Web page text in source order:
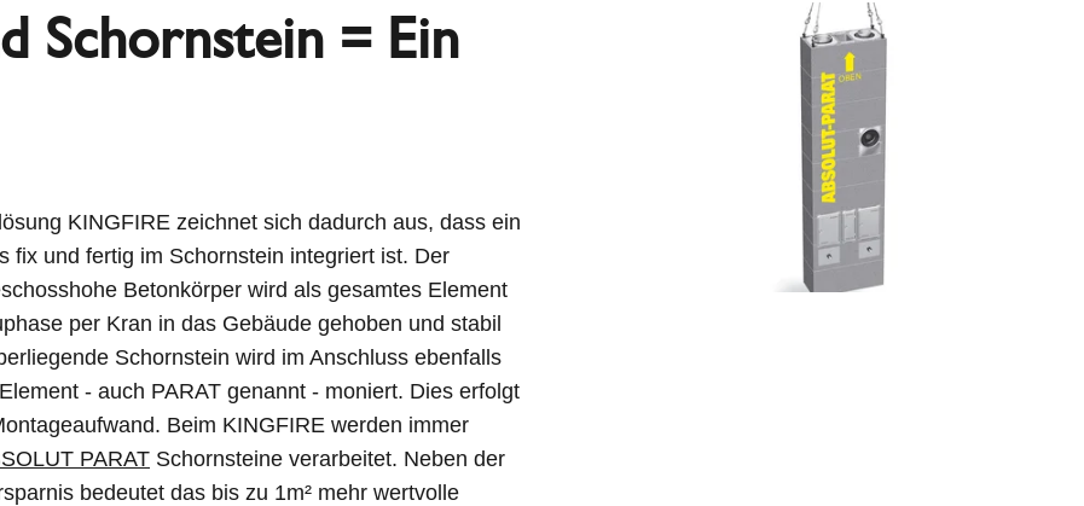
Schornstein = Ein
KINGFIRE zeichnet sich dadurch aus, dass ein
fix und fertig im Schornstein integriert ist. Der
Betonkörper wird als gesamtes Element
per Kran in das Gebäude gehoben und stabil
Schornstein wird im Anschluss ebenfalls
- auch PARAT genannt - moniert. Dies erfolgt
Beim KINGFIRE werden immer
PARAT Schornsteine verarbeitet. Neben der
bedeutet das bis zu 1m² mehr wertvolle